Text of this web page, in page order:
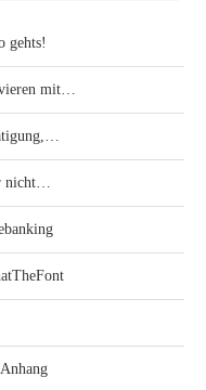
gehts!
mit…
nicht…